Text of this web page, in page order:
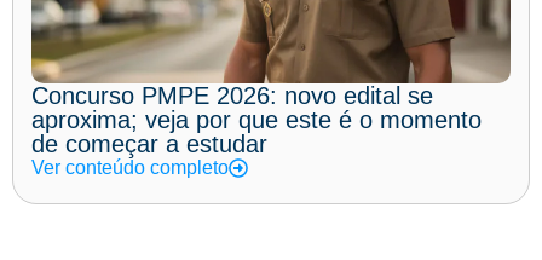
Concurso PMPE 2026: novo edital se
aproxima; veja por que este é o momento
de começar a estudar
Ver conteúdo completo